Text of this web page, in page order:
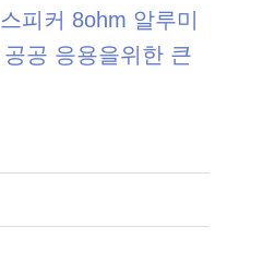
피커 8ohm 알루미
공 응용을위한 큰